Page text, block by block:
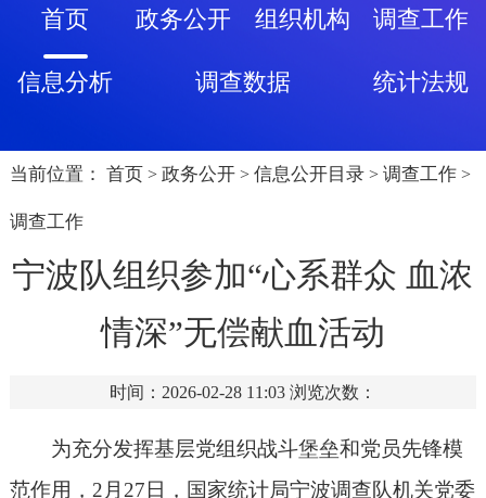
首页 政务公开 组织机构 调查工作
信息分析 调查数据 统计法规
当前位置： 首页 > 政务公开 > 信息公开目录 > 调查工作 >
调查工作
宁波队组织参加“心系群众 血浓
情深”无偿献血活动
时间：2026-02-28 11:03 浏览次数：
为充分发挥基层党组织战斗堡垒和党员先锋模
范作用， 2月27日， 国家统计局宁波调查队机关党委